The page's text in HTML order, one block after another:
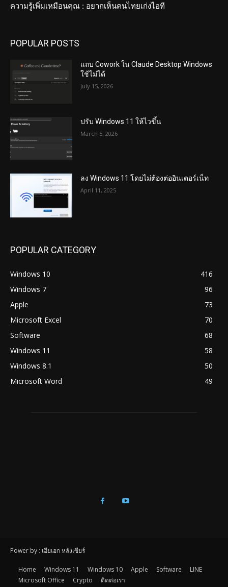
ความรู้เพิ่มเหมือนคุณ : อยากเห็นคนไทยเก่งไอที
POPULAR POSTS
แถบ Cowork ใน Claude Desktop Windows
ใช้ไม่ได้
July 15, 2026
ปรับ Windows 11 ให้ไวขึ้น
March 5, 2026
ลง Windows 11 โดยไม่ต้องต่ออินเตอร์เน็ท
April 11, 2025
POPULAR CATEGORY
Windows 10
416
Windows 7
96
Apple
73
Microsoft Excel
70
Software
68
Windows 11
58
Windows 8.1
50
Microsoft Word
49
Power by : เฮียเอก หลังเซียร์
Home Windows 11 Windows 10 Apple Software
LINE
Microsoft Office
Crypto ติดต่อเรา